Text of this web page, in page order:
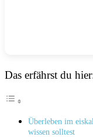
Das erfährst du
Überleben im
wissen ⁢solltest